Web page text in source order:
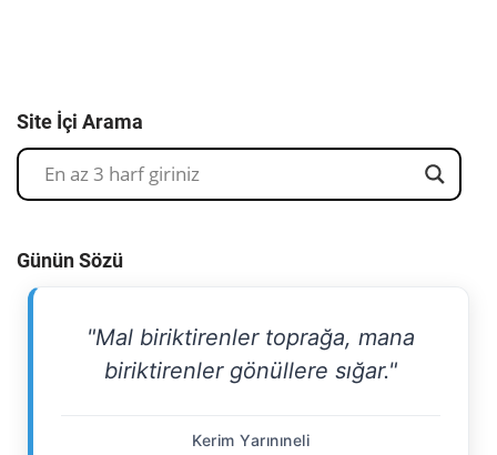
Site İçi Arama
Günün Sözü
"Mal biriktirenler toprağa, mana
biriktirenler gönüllere sığar."
Kerim Yarınıneli